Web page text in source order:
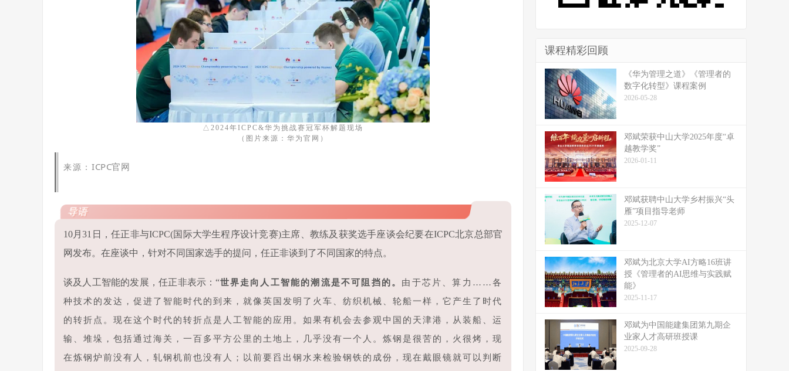
△2024年ICPC&华为挑战赛冠军杯解题现场
（图片来源：华为官网）
来源： ICPC官网
导语
10月31日，任正非与ICPC(国际大学生程序设计竞赛)主席、教练及获奖选手座谈会纪要在ICPC北京总部官
网发布。在座谈中，针对不同国家选手的提问，任正非谈到了不同国家的特点。
谈及人工智能的发展，任正非表示：“世界走向人工智能的潮流是不可阻挡的。 由于芯片、算力……各
种技术的发达，促进了智能时代的到来，就像英国发明了火车、纺织机械、轮船一样，它产生了时代
的转折点。现在这个时代的转折点是人工智能的应用。如果有机会去参观中国的天津港，从装船、运
输、堆垛，包括通过海关，一百多平方公里的土地上，几乎没有一个人。炼钢是很苦的，火很烤，现
在炼钢炉前没有人，轧钢机前也没有人；以前要舀出钢水来检验钢铁的成份，现在戴眼镜就可以判断
课程精彩回顾
《华为管理之道》《管理者的
数字化转型》课程案例
2026-05-28
邓斌荣获中山大学2025年度“卓
越教学奖”
2026-01-11
邓斌获聘中山大学乡村振兴“头
雁”项目指导老师
2025-12-07
邓斌为北京大学AI方略16班讲
授《管理者的AI思维与实践赋
能》
2025-11-17
邓斌为中国能建集团第九期企
业家人才高研班授课
2025-09-28